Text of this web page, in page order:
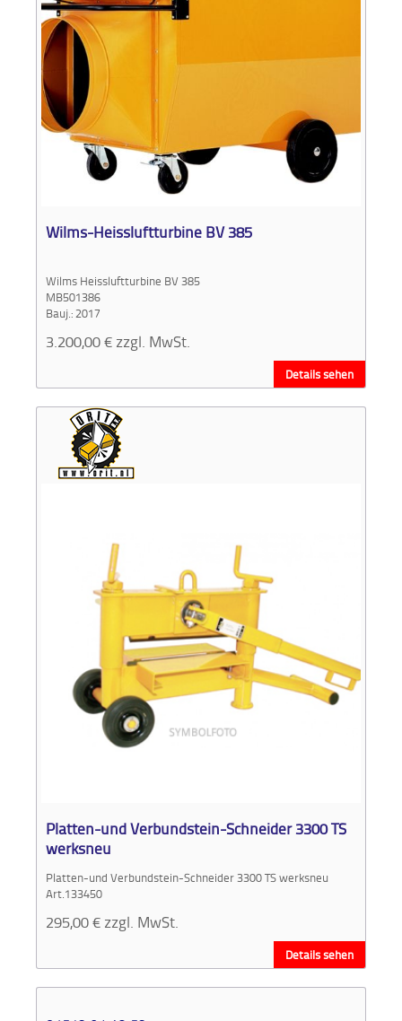
Wilms-Heissluftturbine BV 385
Wilms Heissluftturbine BV 385
MB501386
Bauj.: 2017
3.200,00€ zzgl. MwSt.
Details sehen
Platten-und Verbundstein-Schneider 3300 TS
werksneu
Platten-und Verbundstein-Schneider 3300 TS werksneu
Art.133450
295,00€ zzgl. MwSt.
Details sehen